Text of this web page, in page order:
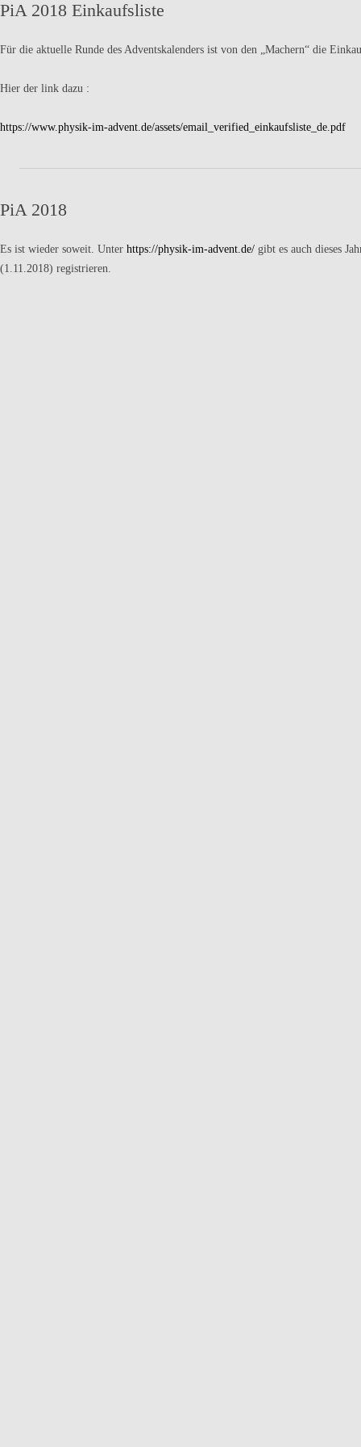
PiA 2018 Einkaufsliste
Für die aktuelle Runde des Adventskalenders ist von den „Machern“ die
Hier der link dazu :
https://www.physik-im-advent.de/assets/email_verified_einkaufsliste_de.pdf
PiA 2018
Es ist wieder soweit. Unter https://physik-im-advent.de/ gibt es auch dieses
(1.11.2018) registrieren.